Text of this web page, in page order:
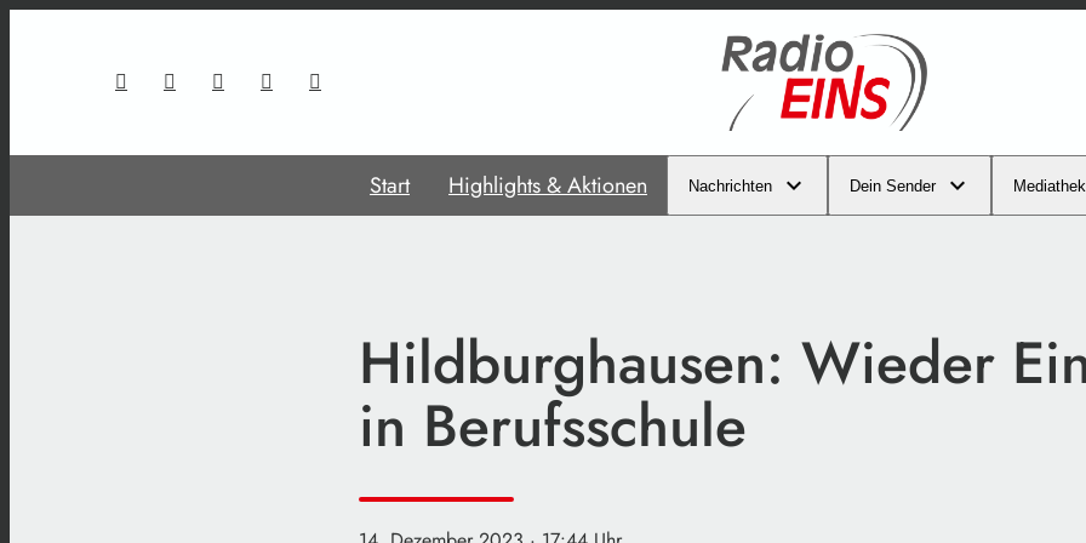
Start Highlights & Aktionen Nachrichten Dein Sender Mediathek
Hildburghausen: Wieder
in Berufsschule